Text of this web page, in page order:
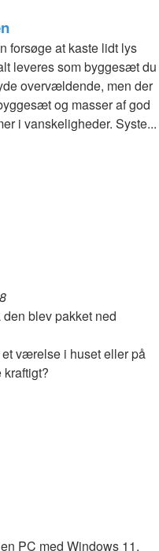
forsøge at kaste lidt lys
leveres som byggesæt du
overvældende, men der
og masser af god
i vanskeligheder. Syste...
blev pakket ned
værelse i huset eller på
kraftigt?
PC med Windows 11.